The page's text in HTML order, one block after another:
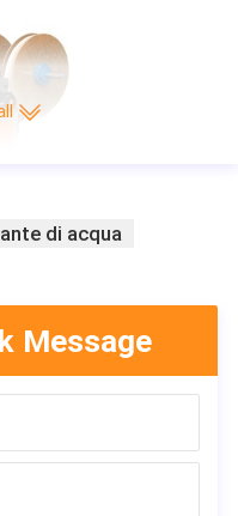
filtro dal condizionamento
lungo ricoperto di.
10-50mm
di acqua
Message